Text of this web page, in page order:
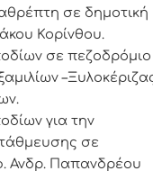
σε δημοτική
Κορίνθου.
σε πεζοδρόμιο
για την
σε
Ανδρ. Παπανδρέου